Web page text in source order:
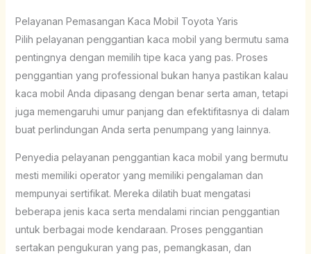
Pelayanan Pemasangan Kaca Mobil Toyota Yaris
Pilih pelayanan penggantian kaca mobil yang bermutu sama
pentingnya dengan memilih tipe kaca yang pas. Proses
penggantian yang professional bukan hanya pastikan kalau
kaca mobil Anda dipasang dengan benar serta aman, tetapi
juga memengaruhi umur panjang dan efektifitasnya di dalam
buat perlindungan Anda serta penumpang yang lainnya.
Penyedia pelayanan penggantian kaca mobil yang bermutu
mesti memiliki operator yang memiliki pengalaman dan
mempunyai sertifikat. Mereka dilatih buat mengatasi
beberapa jenis kaca serta mendalami rincian penggantian
untuk berbagai mode kendaraan. Proses penggantian
sertakan pengukuran yang pas, pemangkasan, dan